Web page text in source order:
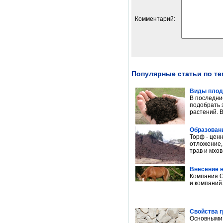
Комментарий:
Популярные статьи по
Виды
В
подобрать
растений.
Торф -
трав и
Внесение
Компания
и
Свойства
Основными